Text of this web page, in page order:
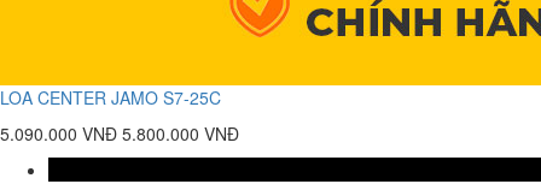
LOA CENTER JAMO S7-25C
5.090.000 VNĐ 5.800.000 VNĐ